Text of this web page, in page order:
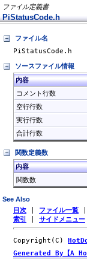
ファイル定義書
PiStatusCode.h
ファイル名
PiStatusCode.h
ソースファイル情報
内容
コメント行数
空行行数
実行行数
合計行数
関数定義数
内容
関数数
See Also
目次 ファイル一覧
索引
サイドメニュー
Copyright(C)
Generated By【A